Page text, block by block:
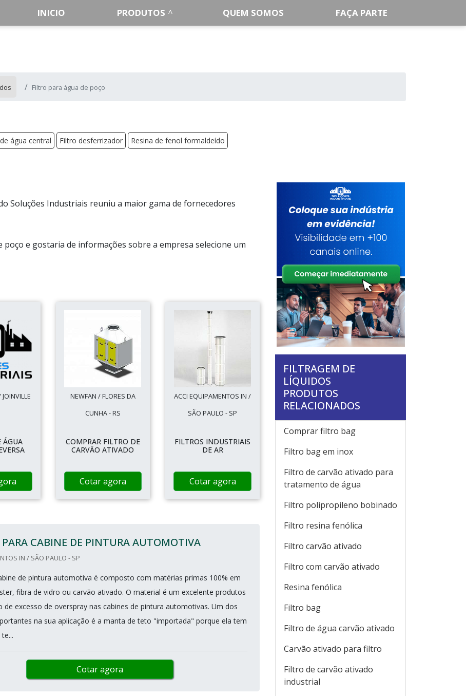
INICIO PRODUTOS QUEM SOMOS FAÇA PARTE
Filtro para água de poço
água central Filtro desferrizador Resina de fenol formaldeído
Soluções Industriais reuniu a maior gama de fornecedores
e gostaria de informações sobre a empresa selecione um
ÁGUA
NEWFAN / FLORES DA
CUNHA - RS
COMPRAR FILTRO DE
CARVÃO ATIVADO
Cotar agora
ACCI EQUIPAMENTOS IN /
SÃO PAULO - SP
FILTROS INDUSTRIAIS
DE AR
Cotar agora
PARA CABINE DE PINTURA AUTOMOTIVA
IN / SÃO PAULO - SP
de pintura automotiva é composto com matérias primas 100% em
fibra de vidro ou carvão ativado. O material é um excelente produtos
de excesso de overspray nas cabines de pintura automotivas. Um dos
na sua aplicação é a manta de teto "importada" porque ela tem
Cotar agora
FILTRAGEM DE
LÍQUIDOS
PRODUTOS
RELACIONADOS
Comprar filtro bag
Filtro bag em inox
Filtro de carvão ativado para
tratamento de água
Filtro polipropileno bobinado
Filtro resina fenólica
Filtro carvão ativado
Filtro com carvão ativado
Resina fenólica
Filtro bag
Filtro de água carvão ativado
Carvão ativado para filtro
Filtro de carvão ativado
industrial